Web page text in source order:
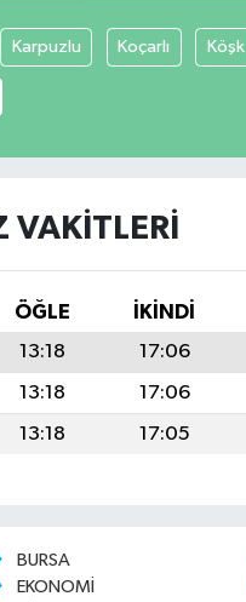
Karpuzlu Koçarlı Köşk
VAKITLERI
ÖĞLE İKINDI
13:18 17:06
13:18 17:06
13:18 17:05
BURSA
EKONOMİ